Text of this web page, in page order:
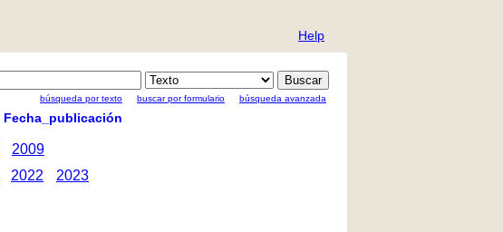
Help
búsqueda por texto buscar por formulario búsqueda avanzada
Fecha_publicación
2009
2022
2023